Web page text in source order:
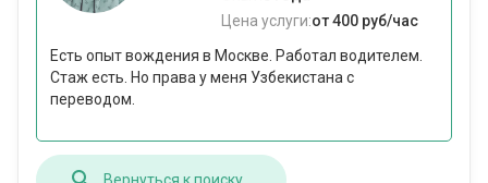
Цена услуги:от 400 руб/час
Есть опыт вождения в Москве. Работал водителем.
Стаж есть. Но права у меня Узбекистана с
переводом.
Вернуться к поиску